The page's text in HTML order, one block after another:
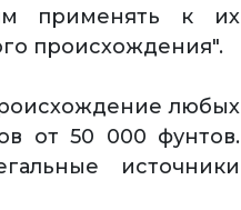
применять к их
происхождения".
любых
от 50 000 фунтов.
источники